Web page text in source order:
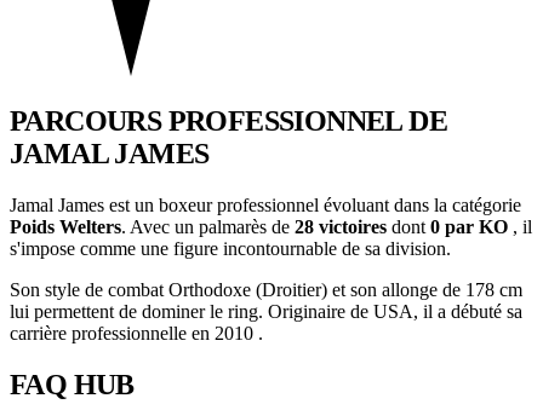
PARCOURS PROFESSIONNELDE
JAMAL JAMES
Jamal James est un boxeur professionnel évoluant dans la catégorie
Poids Welters. Avec un palmarès de 28 victoires dont 0 par KO , il
s'impose comme une figure incontournable de sa division.
Son style de combat Orthodoxe (Droitier) et son allonge de 178 cm
lui permettent de dominer le ring. Originaire de USA, il a débuté sa
carrière professionnelle en 2010 .
FAQ HUB